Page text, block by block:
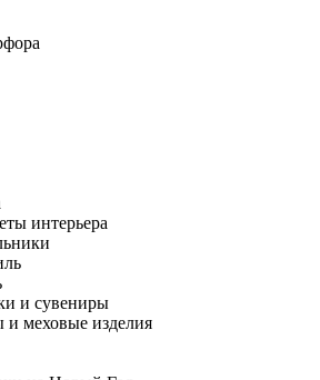
интерьера
и сувениры
меховые изделия